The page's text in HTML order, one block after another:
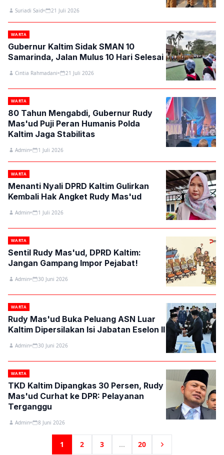
Suriadi Said 21 Juli 2026
WARTA
Gubernur Kaltim Sidak SMAN 10
Samarinda, Jalan Mulus 10 Hari Selesai
Cintia Rahmadani 21 Juli 2026
WARTA
80 Tahun Mengabdi, Gubernur Rudy
Mas'ud Puji Peran Humanis Polda
Kaltim Jaga Stabilitas
Admin 1 Juli 2026
WARTA
Menanti Nyali DPRD Kaltim Gulirkan
Kembali Hak Angket Rudy Mas'ud
Admin 1 Juli 2026
WARTA
Sentil Rudy Mas'ud, DPRD Kaltim:
Jangan Gampang Impor Pejabat!
Admin 30 Juni 2026
WARTA
Rudy Mas'ud Buka Peluang ASN Luar
Kaltim Dipersilakan Isi Jabatan Eselon II
Admin 30 Juni 2026
WARTA
TKD Kaltim Dipangkas 30 Persen, Rudy
Mas'ud Curhat ke DPR: Pelayanan
Terganggu
Admin 8 Juni 2026
1 2 3 ... 20